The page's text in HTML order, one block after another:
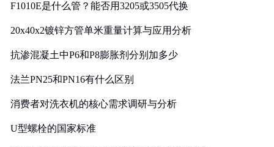
F1010E是什么管？能否用3205或3505代换
20x40x2镀锌方管单米重量计算与应用分析
抗渗混凝土中P6和P8膨胀剂分别加多少
法兰PN25和PN16有什么区别
消费者对洗衣机的核心需求调研与分析
U型螺栓的国家标准